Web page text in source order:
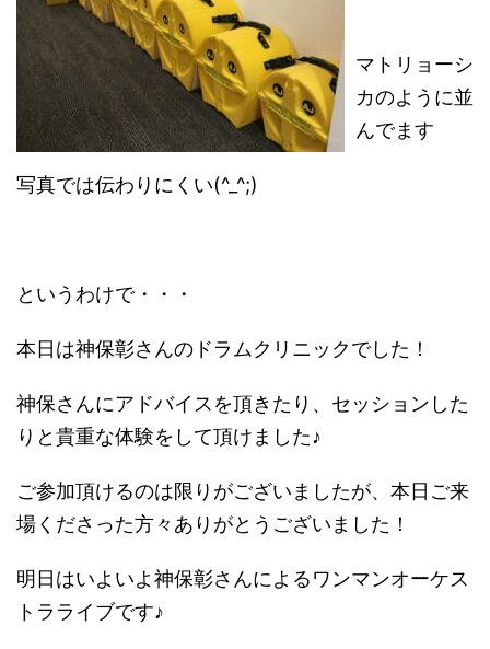
マトリョーシ
カのように並
んでます
写真では伝わりにくい(^_^;)
というわけで・・・
本日は神保彰さんのドラムクリニックでした！
神保さんにアドバイスを頂きたり、セッションした
りと貴重な体験をして頂けました♪
ご参加頂けるのは限りがございましたが、本日ご来
場くださった方々ありがとうございました！
明日はいよいよ神保彰さんによるワンマンオーケス
トラライブです♪